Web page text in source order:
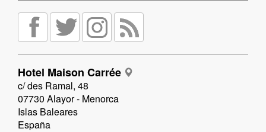
Hotel Maison Carrée
c/ des Ramal, 48
07730 Alayor - Menorca
Islas Baleares
España